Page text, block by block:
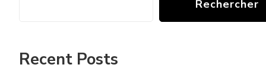
Rechercher
Recent Posts